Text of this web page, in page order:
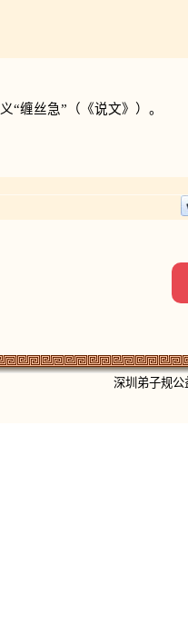
“缠丝急”（《说文》）。
深圳弟子规